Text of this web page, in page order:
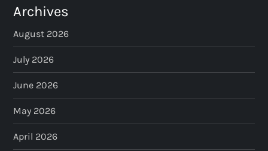
Archives
August 2026
July 2026
June 2026
May 2026
April 2026